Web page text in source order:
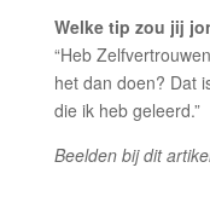
Welke tip zou jij
“Heb
het dan doen? Dat
die ik heb geleerd.”
Beelden bij dit